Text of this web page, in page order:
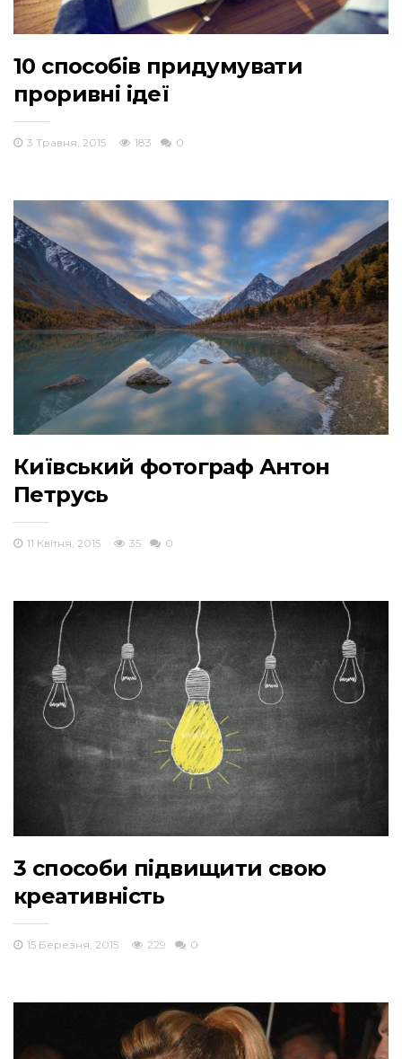
10 способів придумувати
проривні ідеї
3 Травня, 2015 183 0
Київський фотограф Антон
Петрусь
11 Квітня, 2015 35 0
3 способи підвищити свою
креативність
15 Березня, 2015 229 0